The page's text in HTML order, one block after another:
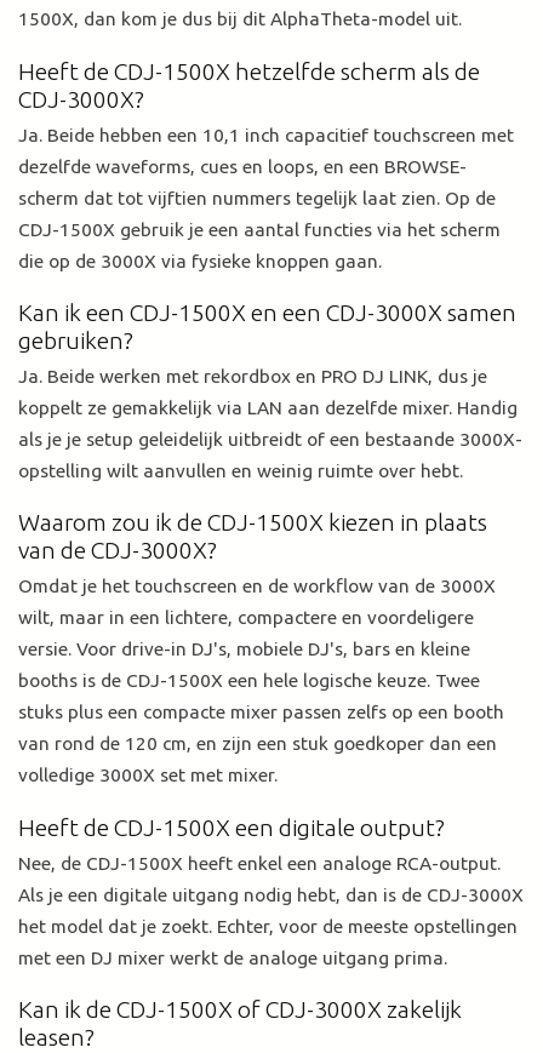
1500X, dan kom je dus bij dit AlphaTheta-model uit.
Heeft de CDJ-1500X hetzelfde scherm als de
CDJ-3000X?
Ja. Beide hebben een 10,1 inch capacitief touchscreen met
dezelfde waveforms, cues en loops, en een BROWSE-
scherm dat tot vijftien nummers tegelijk laat zien. Op de
CDJ-1500X gebruik je een aantal functies via het scherm
die op de 3000X via fysieke knoppen gaan.
Kan ik een CDJ-1500X en een CDJ-3000X samen
gebruiken?
Ja. Beide werken met rekordbox en PRO DJ LINK, dus je
koppelt ze gemakkelijk via LAN aan dezelfde mixer. Handig
als je je setup geleidelijk uitbreidt of een bestaande 3000X-
opstelling wilt aanvullen en weinig ruimte over hebt.
Waarom zou ik de CDJ-1500X kiezen in plaats
van de CDJ-3000X?
Omdat je het touchscreen en de workflow van de 3000X
wilt, maar in een lichtere, compactere en voordeligere
versie. Voor drive-in DJ's, mobiele DJ's, bars en kleine
booths is de CDJ-1500X een hele logische keuze. Twee
stuks plus een compacte mixer passen zelfs op een booth
van rond de 120 cm, en zijn een stuk goedkoper dan een
volledige 3000X set met mixer.
Heeft de CDJ-1500X een digitale output?
Nee, de CDJ-1500X heeft enkel een analoge RCA-output.
Als je een digitale uitgang nodig hebt, dan is de CDJ-3000X
het model dat je zoekt. Echter, voor de meeste opstellingen
met een DJ mixer werkt de analoge uitgang prima.
Kan ik de CDJ-1500X of CDJ-3000X zakelijk
leasen?